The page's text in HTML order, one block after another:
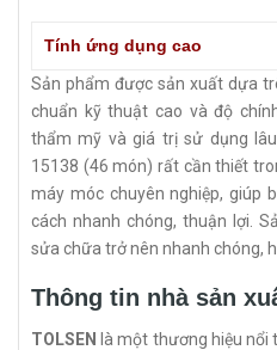
Tính ứng dụng cao
Sản phẩm được sản xuất dựa
chuẩn kỹ thuật cao và độ
thẩm mỹ và giá trị sử dụng
15138 (46 món) rất cần thiết
máy móc chuyên nghiệp, giúp
cách nhanh chóng, thuận lợi.
sửa chữa trở nên nhanh chóng,
Thông tin nhà sản
TOLSEN là một thương hiệu nổi